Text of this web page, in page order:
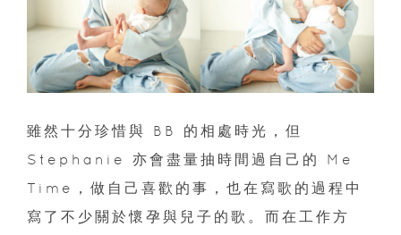
雖然十分珍惜與 BB 的相處時光，但
Stephanie 亦會盡量抽時間過自己的 Me
Time，做自己喜歡的事，也在寫歌的過程中
寫了不少關於懷孕與兒子的歌。而在工作方